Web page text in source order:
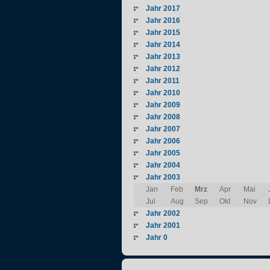
Jahr 2017
Jahr 2016
Jahr 2015
Jahr 2014
Jahr 2013
Jahr 2012
Jahr 2011
Jahr 2010
Jahr 2009
Jahr 2008
Jahr 2007
Jahr 2006
Jahr 2005
Jahr 2004
Jahr 2003
Jan
Feb Mrz Apr Mai
Jul
Aug Sep Okt Nov
Jahr 2002
Jahr 2001
Jahr 0